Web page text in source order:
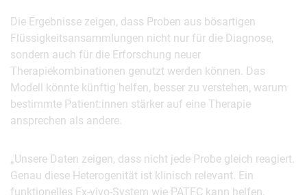
Die Ergebnisse zeigen, dass Proben aus bösartigen
Flüssigkeitsansammlungen nicht nur für die Diagnose,
sondern auch für die Erforschung neuer
Therapiekombinationen genutzt werden können. Das
Modell könnte künftig helfen, besser zu verstehen, warum
bestimmte Patient:innen stärker auf eine Therapie
ansprechen als andere.
„Unsere Daten zeigen, dass nicht jede Probe gleich reagiert.
Genau diese Heterogenität ist klinisch relevant. Ein
funktionelles Ex-vivo-System wie PATEC kann helfen,